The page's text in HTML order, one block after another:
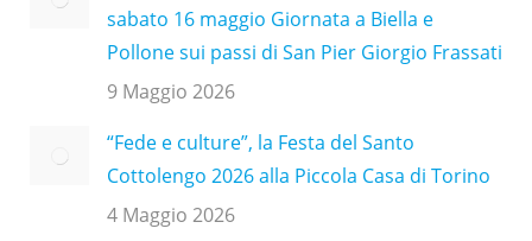
sabato 16 maggio Giornata a Biella e
Pollone sui passi di San Pier Giorgio Frassati
9 Maggio 2026
“Fede e culture”, la Festa del Santo
Cottolengo 2026 alla Piccola Casa di Torino
4 Maggio 2026